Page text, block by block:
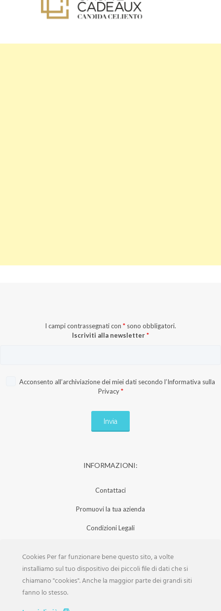
I campi contrassegnati con * sono obbligatori.
Iscriviti alla newsletter*
Acconsento all’archiviazione dei miei dati secondo l’Informativa sulla
Privacy *
INFORMAZIONI:
Contattaci
Promuovi la tua azienda
Condizioni Legali
Iscrizione Aziende
Scarica la Rivista
Cookies Per far funzionare bene questo sito, a volte
installiamo sul tuo dispositivo dei piccoli file di dati che si
chiamano "cookies". Anche la maggior parte dei grandi siti
fanno lo stesso.